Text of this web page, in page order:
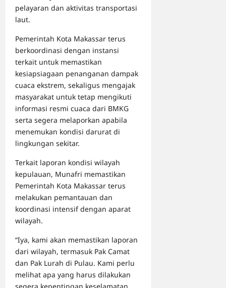
pelayaran dan aktivitas transportasi
laut.
Pemerintah Kota Makassar terus
berkoordinasi dengan instansi
terkait untuk memastikan
kesiapsiagaan penanganan dampak
cuaca ekstrem, sekaligus mengajak
masyarakat untuk tetap mengikuti
informasi resmi cuaca dari BMKG
serta segera melaporkan apabila
menemukan kondisi darurat di
lingkungan sekitar.
Terkait laporan kondisi wilayah
kepulauan, Munafri memastikan
Pemerintah Kota Makassar terus
melakukan pemantauan dan
koordinasi intensif dengan aparat
wilayah.
“Iya, kami akan memastikan laporan
dari wilayah, termasuk Pak Camat
dan Pak Lurah di Pulau. Kami perlu
melihat apa yang harus dilakukan